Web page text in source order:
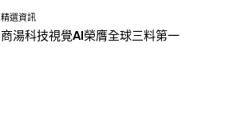
精選資訊
商湯科技視覺AI榮膺全球三料第一